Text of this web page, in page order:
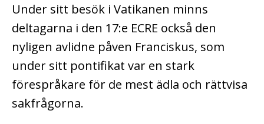
Under sitt besök i Vatikanen minns
deltagarna i den 17:e ECRE också den
nyligen avlidne påven Franciskus, som
under sitt pontifikat var en stark
förespråkare för de mest ädla och rättvisa
sakfrågorna.